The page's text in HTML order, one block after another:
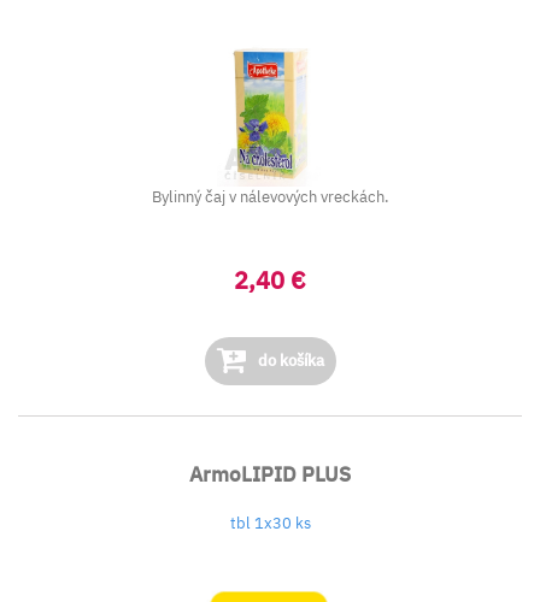
Bylinný čaj v nálevových vreckách.
2,40 €
do košíka
ArmoLIPID PLUS
tbl 1x30 ks